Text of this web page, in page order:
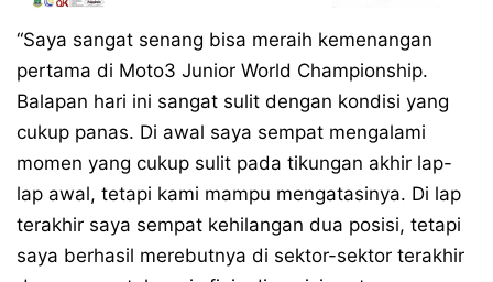
“Saya sangat senang bisa meraih kemenangan
pertama di Moto3 Junior World Championship.
Balapan hari ini sangat sulit dengan kondisi yang
cukup panas. Di awal saya sempat mengalami
momen yang cukup sulit pada tikungan akhir lap-
lap awal, tetapi kami mampu mengatasinya. Di lap
terakhir saya sempat kehilangan dua posisi, tetapi
saya berhasil merebutnya di sektor-sektor terakhir